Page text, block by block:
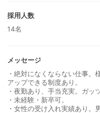
採用人数
14名
メッセージ
・絶対になくならない仕事。
アップできる制度あり。
・夜勤あり、手当充実。ガッ
・未経験・新卒可。
・女性の受け入れ実績あり。